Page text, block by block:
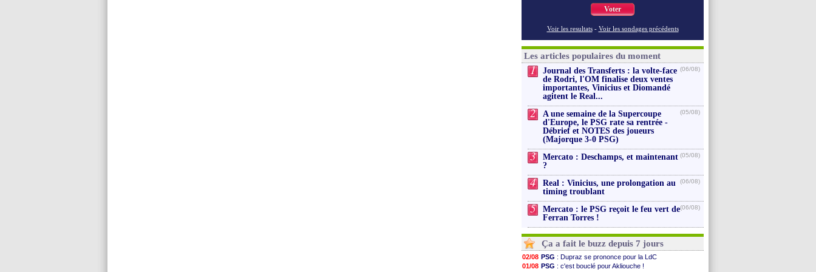
Voter
Voir les resultats - Voir les sondages précédents
Les articles populaires du moment
1
Journal des Transferts : la volte-face
de Rodri, l'OM finalise deux ventes
importantes, Vinicius et Diomandé
agitent le Real...
(06/08)
2
A une semaine de la Supercoupe
d'Europe, le PSG rate sa rentrée -
Débrief et NOTES des joueurs
(Majorque 3-0 PSG)
(05/08)
3
Mercato : Deschamps, et maintenant
?
(05/08)
4
Real : Vinicius, une prolongation au
timing troublant
(06/08)
5
Mercato : le PSG reçoit le feu vert de
Ferran Torres !
(06/08)
Ça a fait le buzz depuis 7 jours
02/08 PSG : Dupraz se prononce pour la LdC
01/08 PSG : c'est bouclé pour Akliouche !